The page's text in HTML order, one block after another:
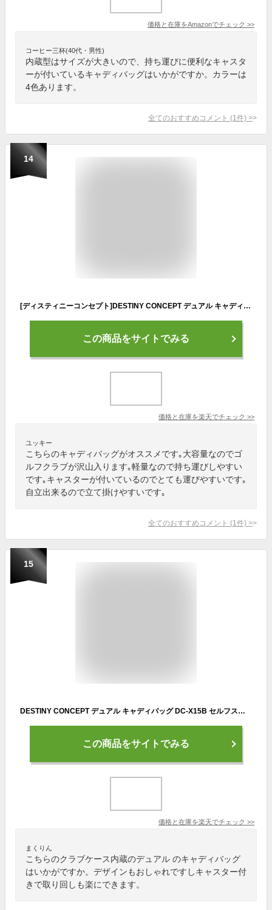
価格と在庫をAmazonでチェック >>
コーヒー三杯(40代・男性)
内蔵型はサイズが大きいので、持ち運びに便利なキャスタ
ーが付いているキャディバッグはいかがですか。カラーは
4色あります。
全てのおすすめコメント (1 件) >
14
[ディスティニーコンセプト]DESTINY CONCEPT デュアル キャディバッグ DC-X15B DUAL CASTER セルフスタンドクラブケース 内蔵 キャスター付き
この商品をサイトでみる
価格と在庫を楽天でチェック >>
ユッキー
こちらのキャディバッグがオススメです｡大容量なのでゴ
ルフクラブが沢山入ります｡軽量なので持ち運びしやすい
です｡キャスターが付いているのでとても運びやすいです｡
自立出来るので立て掛けやすいです｡
全てのおすすめコメント (1 件) >
15
DESTINY CONCEPT デュアル キャディバッグ DC-X15B セルフスタンド クラブケース内蔵 キャスター付き【ディスティニーコンセプト】
この商品をサイトでみる
価格と在庫を楽天でチェック >>
まくりん
こちらのクラブケース内蔵のデュアル のキャディバッグ
はいかがですか。デザインもおしゃれですしキャスター付
きで取り回しも楽にできます。